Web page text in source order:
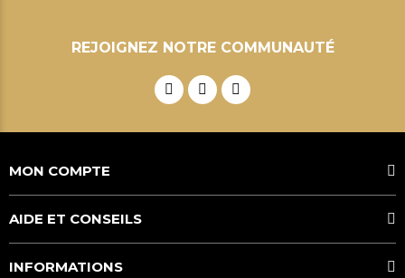
REJOIGNEZ NOTRE COMMUNAUTÉ
MON COMPTE
AIDE ET CONSEILS
INFORMATIONS